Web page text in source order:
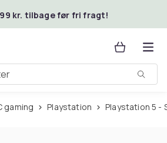
kr. tilbage før fri fragt!
gaming Playstation Playstation 5 -